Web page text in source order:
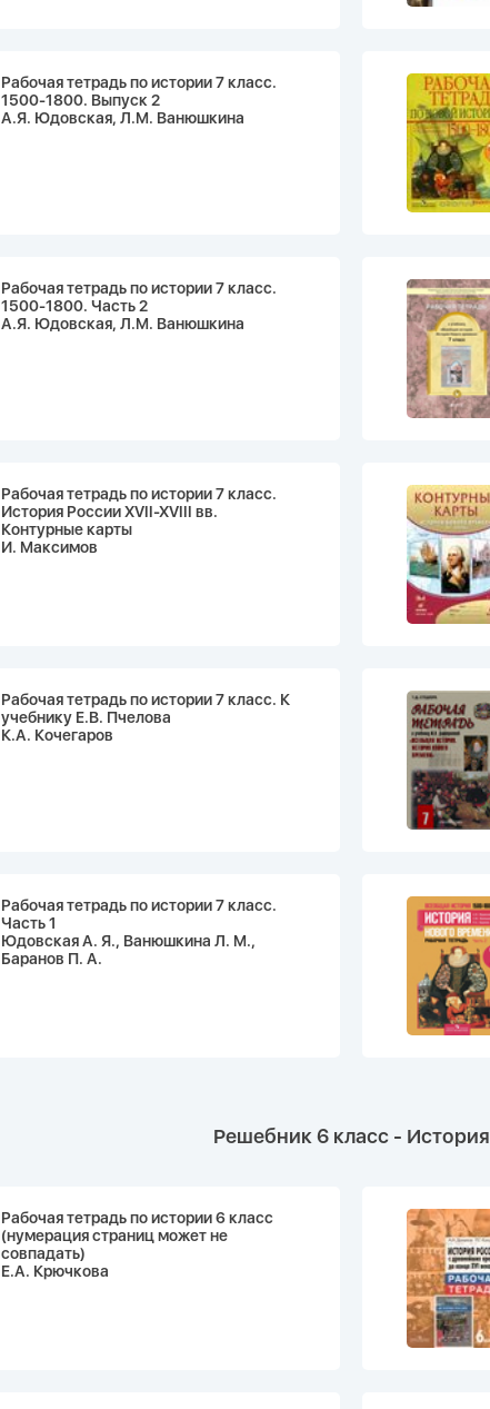
Рабочая тетрадь по истории 7 класс.
1500-1800. Выпуск 2
А.Я. Юдовская, Л.М. Ванюшкина
Рабочая тетрадь по истории 7 класс.
1500-1800. Часть 2
А.Я. Юдовская, Л.М. Ванюшкина
Рабочая тетрадь по истории 7 класс.
История России XVII-XVIII вв.
Контурные карты
И. Максимов
Рабочая тетрадь по истории 7 класс. К
учебнику Е.В. Пчелова
К.А. Кочегаров
Рабочая тетрадь по истории 7 класс.
Часть 1
Юдовская А. Я., Ванюшкина Л. М.,
Баранов П. А.
Решебник 6 класс - История
Рабочая тетрадь по истории 6 класс
(нумерация страниц может не
совпадать)
Е.А. Крючкова